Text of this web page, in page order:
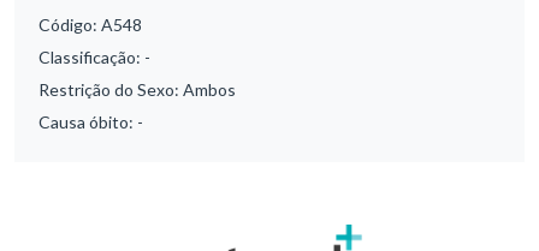
Código: A548
Classificação: -
Restrição do Sexo: Ambos
Causa óbito: -